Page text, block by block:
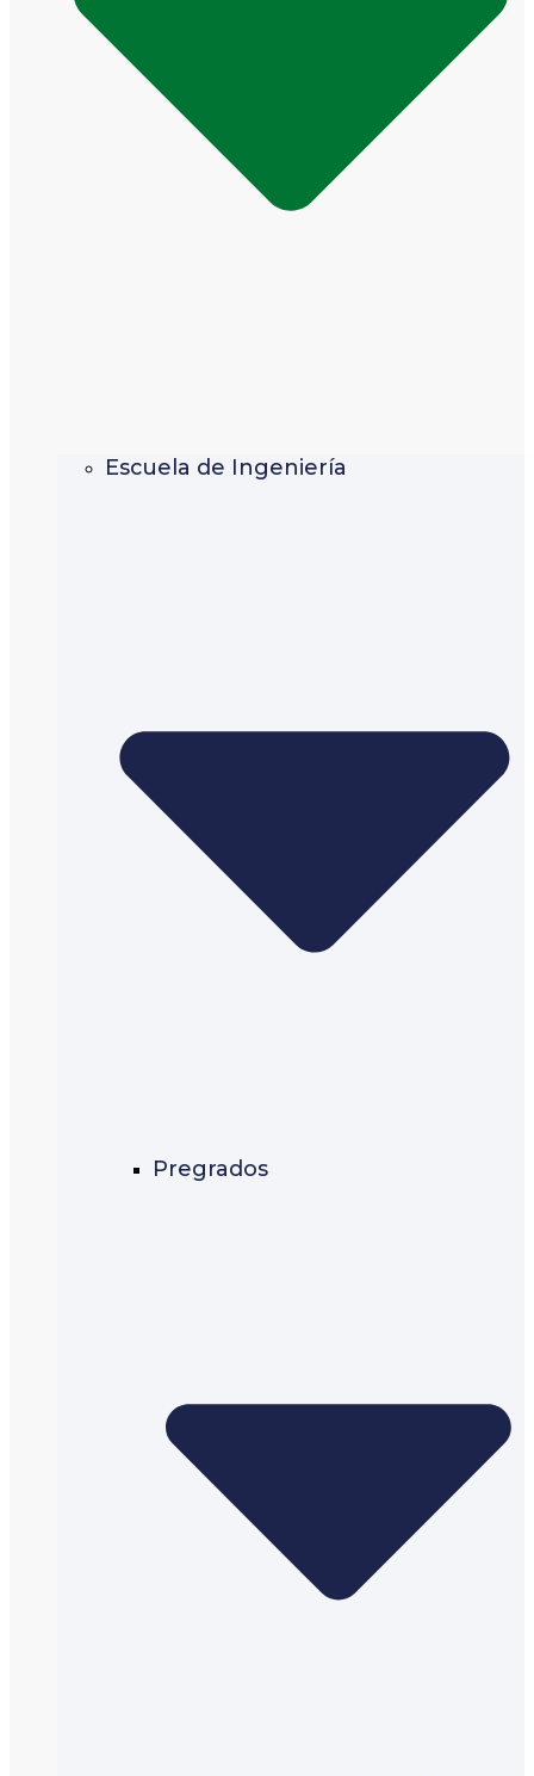
Escuela de Ingeniería
Pregrados